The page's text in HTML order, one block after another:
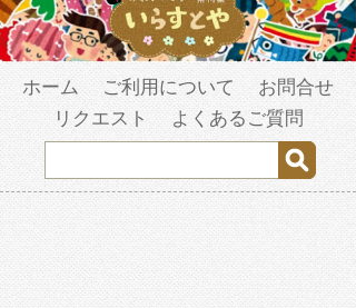
ホーム ご利用について
お問合せ
リクエスト
よくあるご質問